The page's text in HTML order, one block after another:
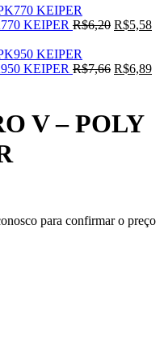
KEIPER R$6,20 R$5,58
KEIPER R$7,66 R$6,89
V – POLY
para confirmar o preço